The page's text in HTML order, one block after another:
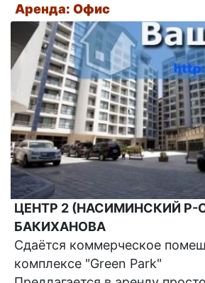
Аренда: Офис
ЦЕНТР 2 (НАСИМИНСКИЙ Р-
БАКИХАНОВА
Сдаётся коммерческое
комплексе "Green Park"